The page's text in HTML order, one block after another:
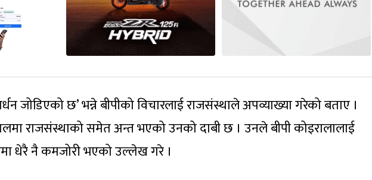
जोडिएको छ’ भन्ने बीपीको विचारलाई राजसंस्थाले अपव्याख्या गरेको बताए ।
राजसंस्थाको समेत अन्त भएको उनको दाबी छ । उनले बीपी कोइरालालाई
धेरै नै कमजोरी भएको उल्लेख गरे ।